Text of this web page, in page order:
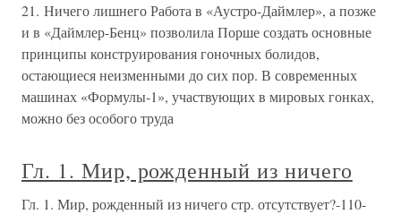
21. Ничего лишнего Работа в «Аустро-Даймлер», а позже
и в «Даймлер-Бенц» позволила Порше создать основные
принципы конструирования гоночных болидов,
остающиеся неизменными до сих пор. В современных
машинах «Формулы-1», участвующих в мировых гонках,
можно без особого труда
Гл. 1. Мир, рожденный из ничего
Гл. 1. Мир, рожденный из ничего стр. отсутствует?-110-